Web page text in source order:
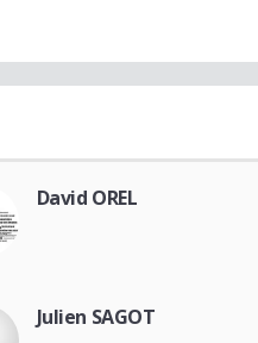
David OREL
Julien SAGOT